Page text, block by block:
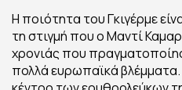
Η ποιότητα του Γκιγέρμε
τη στιγμή που ο Μαντί
χρονιάς που
πολλά ευρωπαϊκά